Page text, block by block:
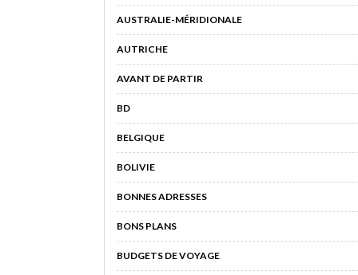
AUSTRALIE-MÉRIDIONALE
AUTRICHE
AVANT DE PARTIR
BD
BELGIQUE
BOLIVIE
BONNES ADRESSES
BONS PLANS
BUDGETS DE VOYAGE